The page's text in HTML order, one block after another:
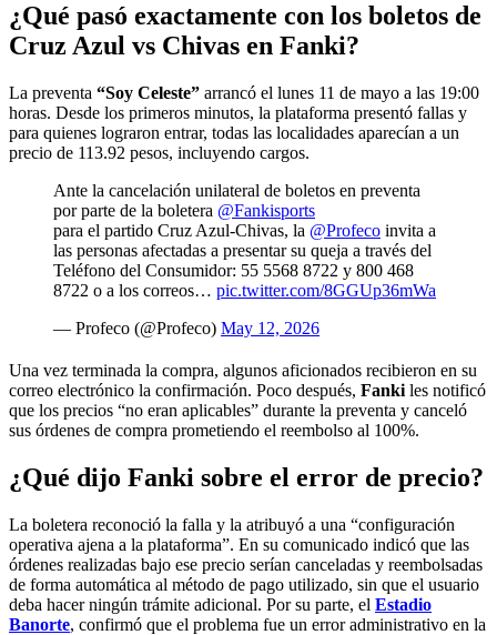
¿Qué pasó exactamente con los boletos de
Cruz Azul vs Chivas en Fanki?
La preventa “Soy Celeste” arrancó el lunes 11 de mayo a las 19:00
horas. Desde los primeros minutos, la plataforma presentó fallas y
para quienes lograron entrar, todas las localidades aparecían a un
precio de 113.92 pesos, incluyendo cargos.
Ante la cancelación unilateral de boletos en preventa
por parte de la boletera @Fankisports
para el partido Cruz Azul-Chivas, la @Profeco invita a
las personas afectadas a presentar su queja a través del
Teléfono del Consumidor: 55 5568 8722 y 800 468
8722 o a los correos… pic.twitter.com/8GGUp36mWa
— Profeco (@Profeco) May 12, 2026
Una vez terminada la compra, algunos aficionados recibieron en su
correo electrónico la confirmación. Poco después, Fanki les notificó
que los precios “no eran aplicables” durante la preventa y canceló
sus órdenes de compra prometiendo el reembolso al 100%.
¿Qué dijo Fanki sobre el error de precio?
La boletera reconoció la falla y la atribuyó a una “configuración
operativa ajena a la plataforma”. En su comunicado indicó que las
órdenes realizadas bajo ese precio serían canceladas y reembolsadas
de forma automática al método de pago utilizado, sin que el usuario
deba hacer ningún trámite adicional. Por su parte, el Estadio
Banorte, confirmó que el problema fue un error administrativo en la